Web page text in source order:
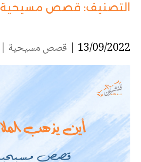
التصنيف: قصص مسيحية
13/09/2022 | قصص مسيحية |